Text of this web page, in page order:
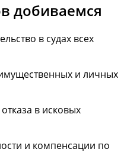
добиваемся
в судах всех
и личных
в исковых
и компенсации по